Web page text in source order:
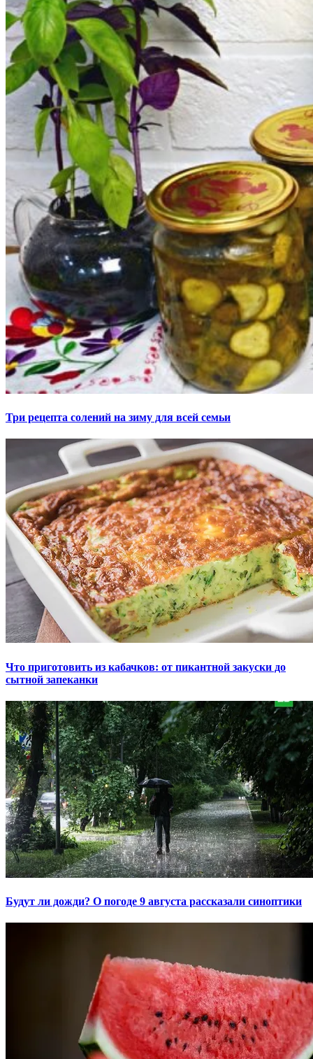
Три рецепта солений на зиму для всей семьи
Что приготовить из кабачков: от пикантной закуски до
сытной запеканки
Будут ли дожди? О погоде 9 августа рассказали синоптики